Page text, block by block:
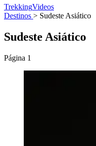
TrekkingVideos
Destinos > Sudeste Asiático
Sudeste Asiático
Página 1